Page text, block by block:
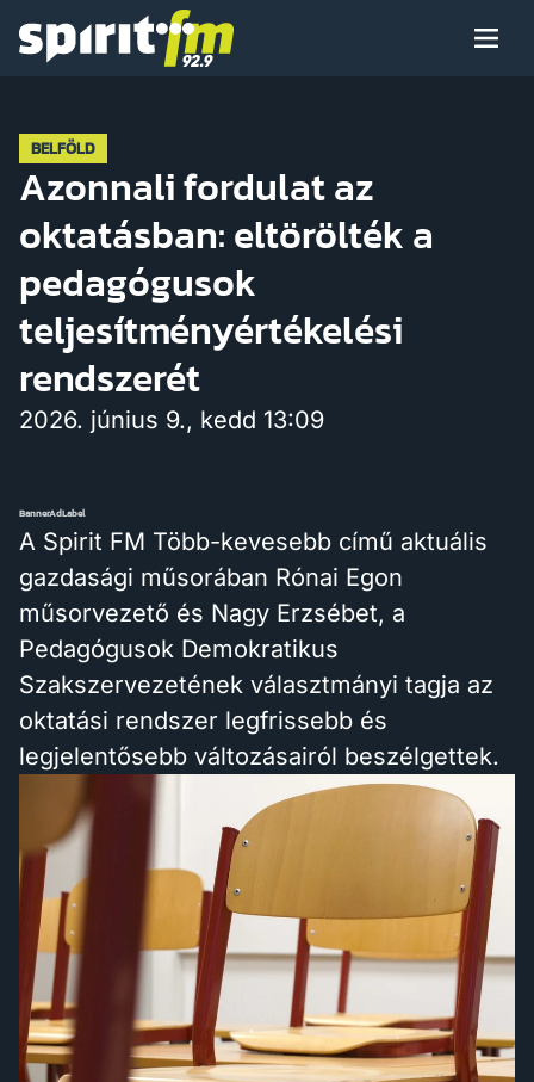
Arcaink
BELFÖLD
Azonnali fordulat az
oktatásban: eltörölték a
pedagógusok
teljesítményértékelési
rendszerét
2026. június 9., kedd 13:09
BannerAdLabel
A Spirit FM Több-kevesebb című aktuális
gazdasági műsorában Rónai Egon
műsorvezető és Nagy Erzsébet, a
Pedagógusok Demokratikus
Szakszervezetének választmányi tagja az
oktatási rendszer legfrissebb és
legjelentősebb változásairól beszélgettek.